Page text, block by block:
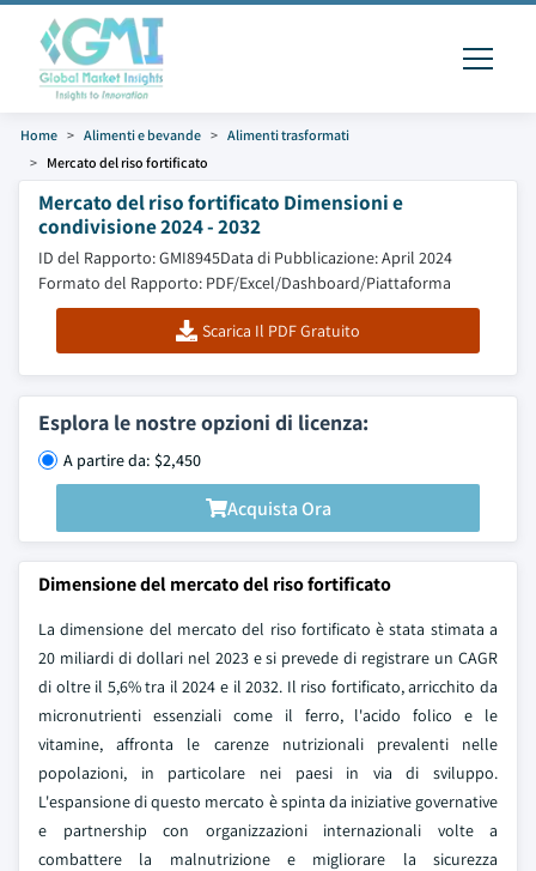
Home Alimenti e bevande
Alimenti trasformati
Mercato del riso fortificato
Mercato del riso fortificato Dimensioni e
condivisione 2024 - 2032
ID del Rapporto: GMI8945Data di Pubblicazione: April 2024
Formato del Rapporto: PDF/Excel/Dashboard/Piattaforma
Scarica Il PDF Gratuito
Esplora le nostre opzioni di licenza:
A partire da: $2,450
Acquista Ora
Dimensione del mercato del riso fortificato
La dimensione del mercato del riso fortificato è stata stimata a
20 miliardi di dollari nel 2023 e si prevede di registrare un CAGR
di oltre il 5,6% tra il 2024 e il 2032. Il riso fortificato, arricchito da
micronutrienti essenziali come il ferro, l'acido folico e le
vitamine, affronta le carenze nutrizionali prevalenti nelle
popolazioni, in particolare nei paesi in via di sviluppo.
L'espansione di questo mercato è spinta da iniziative governative
e partnership con organizzazioni internazionali volte a
combattere la malnutrizione e migliorare la sicurezza